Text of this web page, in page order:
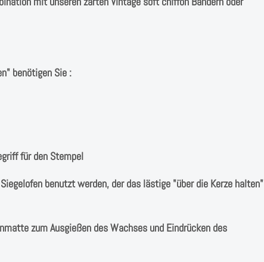
benötigen Sie :
für den Stempel
benutzt werden, der das lästige "über die Kerze halten"
zum Ausgießen des Wachses und Eindrücken des